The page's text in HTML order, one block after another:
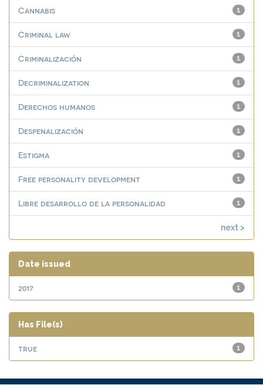
1
Cannabis
1
Criminal law
1
Criminalización
1
Decriminalization
1
Derechos humanos
1
Despenalización
1
Estigma
1
Free personality development
1
Libre desarrollo de la personalidad
next >
Date issued
1
2017
Has File(s)
1
true